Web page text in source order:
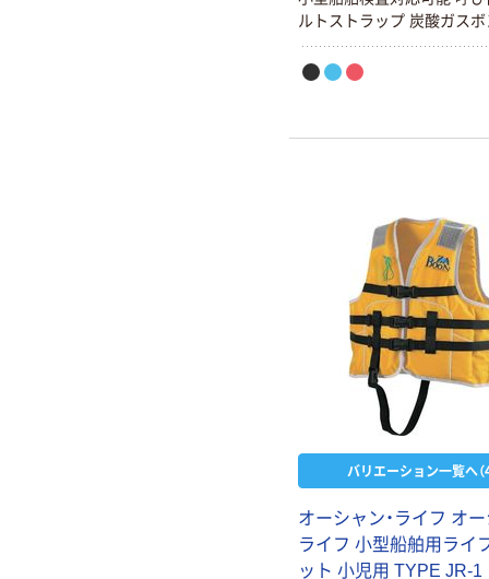
ルトストラップ 炭酸ガスボ
容量17g）
バリエーション一覧へ（
オーシャン・ライフ オ
ライフ 小型船舶用ライ
ット 小児用 TYPE JR-1